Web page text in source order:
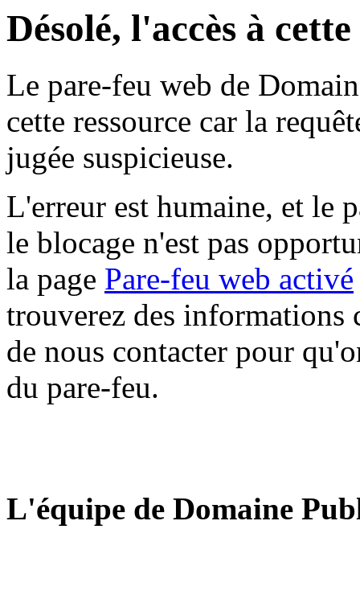
Désolé, l'accès à
Le pare-feu web de
cette ressource car la
jugée suspicieuse.
L'erreur est humaine, et le
le blocage n'est pas
la page Pare-feu web activé
trouverez des informations
de nous contacter pour
du pare-feu.
L'équipe de Domaine